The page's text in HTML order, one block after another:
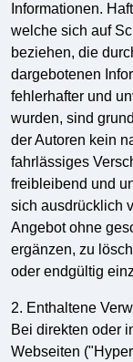
Informationen.
welche sich auf
beziehen, die
dargebotenen
fehlerhafter und
wurden, sind
der Autoren kein
fahrlässiges
freibleibend und
sich ausdrücklich
Angebot ohne
ergänzen, zu
oder endgültig
2. Enthaltene
Bei direkten oder
Webseiten